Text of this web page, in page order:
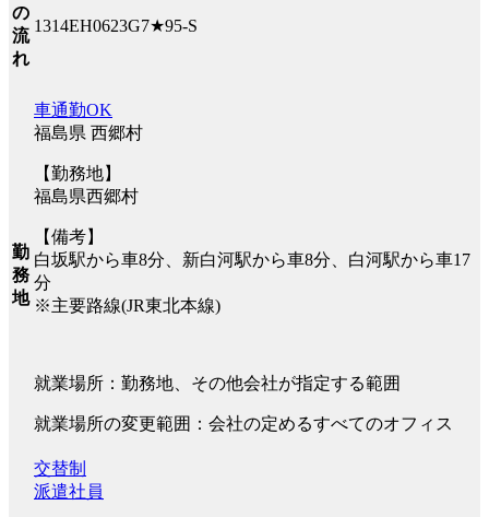
の
流
れ
1314EH0623G7★95-S
勤
務
地
車通勤OK
福島県 西郷村
【勤務地】
福島県西郷村
【備考】
白坂駅から車8分、新白河駅から車8分、白河駅から車17
分
※主要路線(JR東北本線)
就業場所：勤務地、その他会社が指定する範囲
就業場所の変更範囲：会社の定めるすべてのオフィス
交替制
派遣社員